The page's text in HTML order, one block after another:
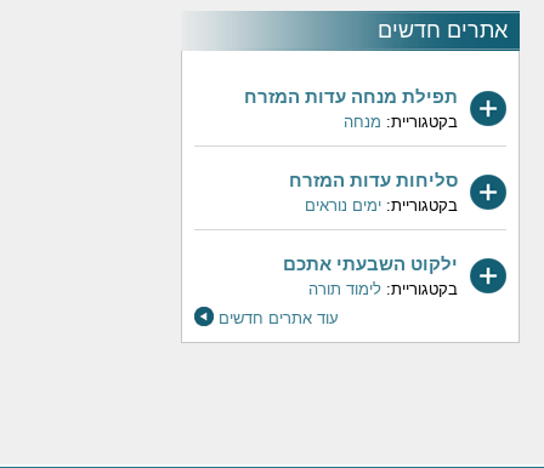
אתרים חדשים
תפילת מנחה עדות המזרח
בקטגוריית: מנחה
סליחות עדות המזרח
בקטגוריית: ימים נוראים
ילקוט השבעתי אתכם
בקטגוריית: לימוד תורה
עוד אתרים חדשים